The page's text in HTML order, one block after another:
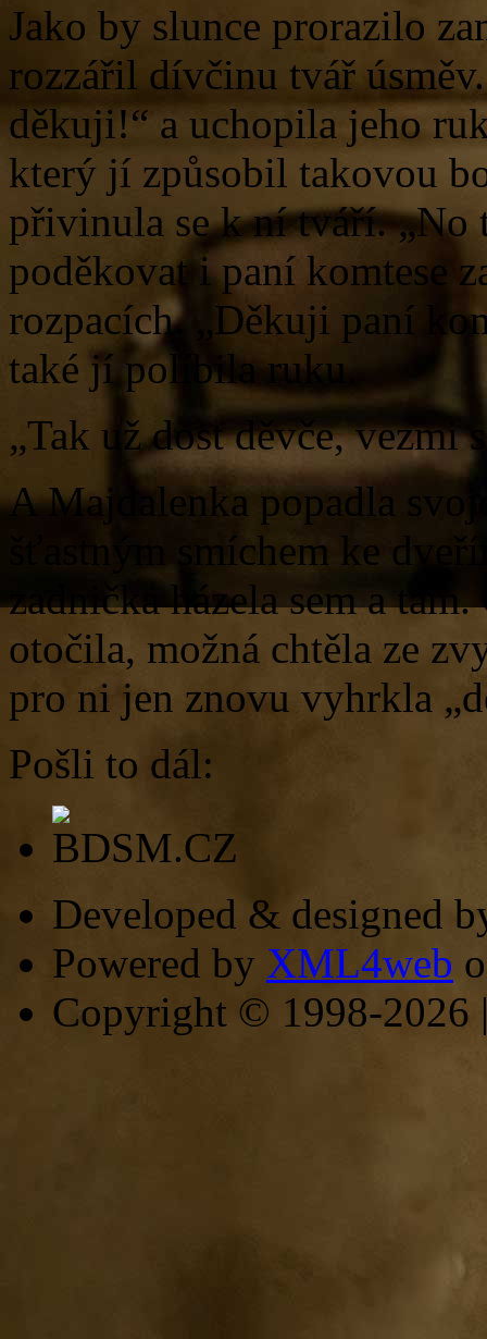
Jako by slunce prorazilo
rozzářil dívčinu tvář
děkuji!“ a uchopila jeho
který jí způsobil takovou
přivinula se k ní tváří. „No
poděkovat i paní komtese
rozpacích. „Děkuji paní
také jí políbila ruku.
„Tak už dost děvče, vezmi
A Majdalenka popadla
šťastným smíchem ke
zadnička házela sem a
otočila, možná chtěla ze
pro ni jen znovu vyhrkla
Pošli to dál:
Developed & designed
Powered by XML4web
Copyright © 1998-2026